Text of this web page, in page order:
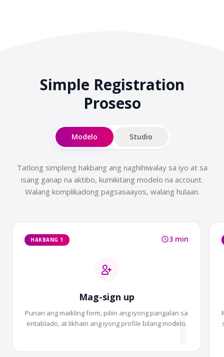
Simple Registration
Proseso
Modelo Studio
Tatlong simpleng hakbang ang naghihiwalay sa iyo at sa
isang ganap na aktibo, kumikitang modelo na account.
Walang komplikadong pagsasaayos, walang hulaan.
HAKBANG 1 3 min
Mag-sign up
Punan ang maikling form, piliin ang iyong pangalan sa
entablado, at likhain ang iyong profile bilang modelo.
1